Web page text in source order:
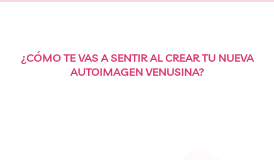
¿CÓMO TE VAS A SENTIR AL CREAR TU NUEVA
AUTOIMAGEN VENUSINA?